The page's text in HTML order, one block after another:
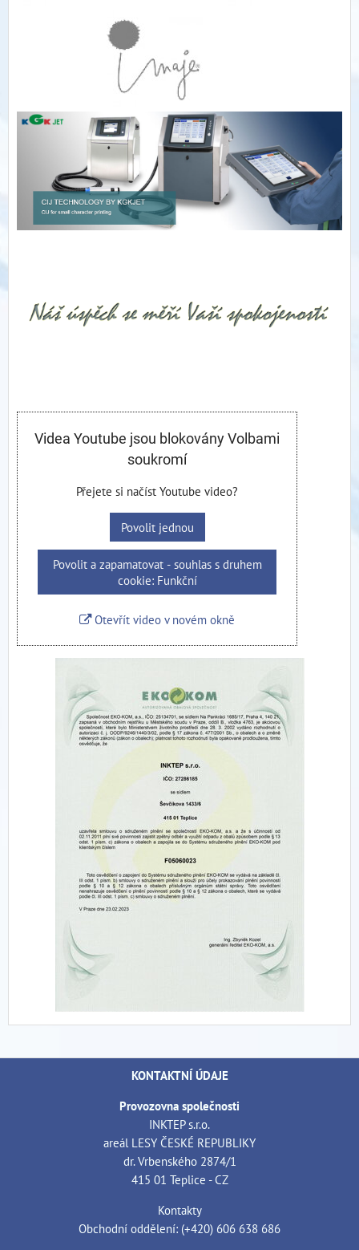
Videa Youtube jsou blokovány Volbami
soukromí
Přejete si načíst Youtube video?
Povolit jednou
Povolit a zapamatovat - souhlas s druhem
cookie: Funkční
Otevřít video v novém okně
KONTAKTNÍ ÚDAJE
Provozovna společnosti
INKTEP s.r.o.
areál LESY ČESKÉ REPUBLIKY
dr. Vrbenského 2874/1
415 01 Teplice - CZ
Kontakty
Obchodní oddělení: (+420) 606 638 686